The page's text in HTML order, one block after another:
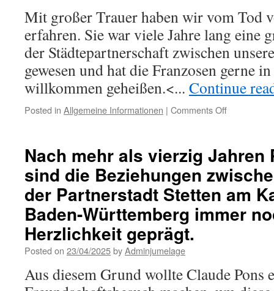
aufzubauen!
Mit großer Trauer haben wir vom Tod
erfahren. Sie war viele Jahre lang eine
der Städtepartnerschaft zwischen
gewesen und hat die Franzosen gerne
willkommen geheißen.<... Continue
Posted in Allgemeine Informationen | Comments Offon
Nach mehr als vierzig Jahren
sind die Beziehungen
der Partnerstadt Stetten am
Baden-Württemberg immer
Herzlichkeit geprägt.
Posted on 23/04/2025byAdminjumelage
Aus diesem Grund wollte Claude Pons